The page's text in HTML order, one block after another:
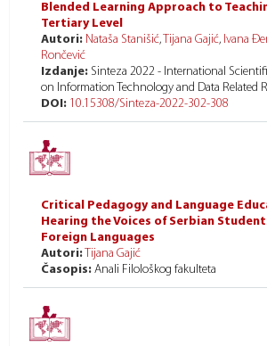
Blended Learning Approach to
Tertiary Level
Autori: Nataša Stanišić, Tijana Gajić, Ivana
Rončević
Izdanje: Sinteza 2022 - International
on Information Technology and Data Related
DOI: 10.15308/Sinteza-2022-302-308
Critical Pedagogy and Language
Hearing the Voices of Serbian
Foreign Languages
Autori: Tijana Gajić
Časopis: Anali Filološkog fakulteta